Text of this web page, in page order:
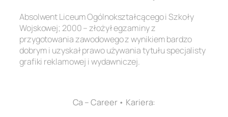
Absolwent Liceum Ogólnokształcącego i Szkoły
Wojskowej; 2000 – złożył egzaminy z
przygotowania zawodowego z wynikiem bardzo
dobrym i uzyskał prawo używania tytułu specjalisty
grafiki reklamowej i wydawniczej.
Ca – Career • Kariera: